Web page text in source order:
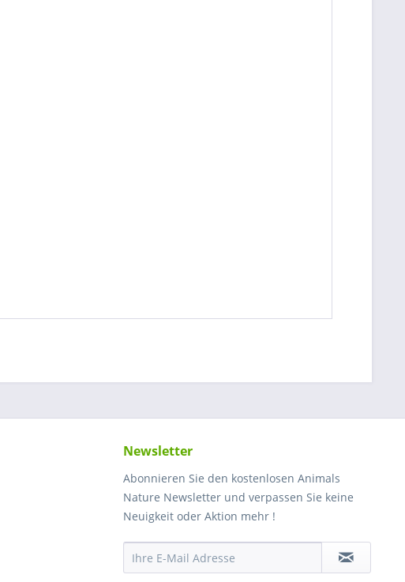
Newsletter
Abonnieren Sie den kostenlosen Animals
Nature Newsletter und verpassen Sie keine
Neuigkeit oder Aktion mehr !